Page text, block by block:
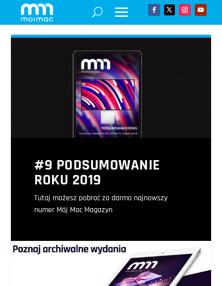
#9 PODSUMOWANIE
ROKU 2019
Tutaj możesz pobrać za darmo najnowszy
numer Mój Mac Magazyn